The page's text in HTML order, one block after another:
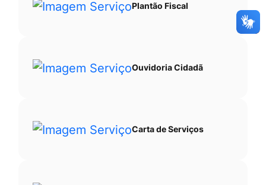
Plantão Fiscal
Ouvidoria Cidadã
Carta de Serviços